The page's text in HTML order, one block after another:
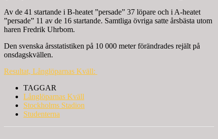
Av de 41 startande i B-heatet ”persade” 37 löpare och i A-heatet
”persade” 11 av de 16 startande. Samtliga övriga satte årsbästa utom
haren Fredrik Uhrbom.
Den svenska årsstatistiken på 10 000 meter förändrades rejält på
onsdagskvällen.
Resultat, Långlöparnas Kväll:
TAGGAR
Långlöparnas Kväll
Stockholms Stadion
Studenterna